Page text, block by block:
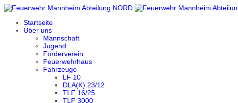
Startseite
Über uns
Mannschaft
Jugend
Förderverein
Feuerwehrhaus
Fahrzeuge
LF 10
DLA(K) 23/12
TLF 16/25
TLF 3000